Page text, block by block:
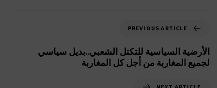
PREVIOUS ARTICLE
الأرضية السياسية للتكتل الشعبي..بديل سياسي
لجميع المغاربة من أجل كل المغاربة